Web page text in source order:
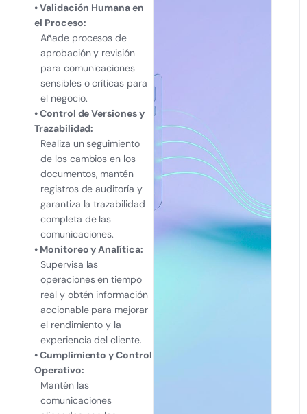
• Validación Humana en
el Proceso:
Añade procesos de
aprobación y revisión
para comunicaciones
sensibles o críticas para
el negocio.
• Control de Versiones y
Trazabilidad:
Realiza un seguimiento
de los cambios en los
documentos, mantén
registros de auditoría y
garantiza la trazabilidad
completa de las
comunicaciones.
• Monitoreo y Analítica:
Supervisa las
operaciones en tiempo
real y obtén información
accionable para mejorar
el rendimiento y la
experiencia del cliente.
• Cumplimiento y Control
Operativo:
Mantén las
comunicaciones